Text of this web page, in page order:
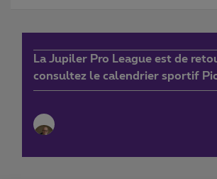
La Jupiler Pro League est de
consultez le calendrier sportif